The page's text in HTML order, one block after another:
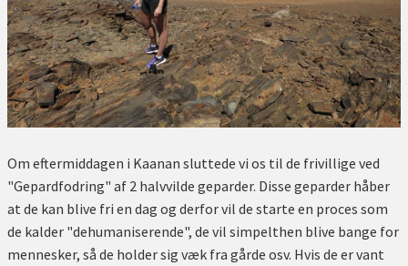
Om eftermiddagen i Kaanan sluttede vi os til de frivillige ved
"Gepardfodring" af 2 halvvilde geparder. Disse geparder håber
at de kan blive fri en dag og derfor vil de starte en proces som
de kalder "dehumaniserende", de vil simpelthen blive bange for
mennesker, så de holder sig væk fra gårde osv. Hvis de er vant